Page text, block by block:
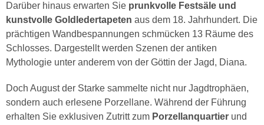
Darüber hinaus erwarten Sie prunkvolle Festsäle und
kunstvolle Goldledertapeten aus dem 18. Jahrhundert. Die
prächtigen Wandbespannungen schmücken 13 Räume des
Schlosses. Dargestellt werden Szenen der antiken
Mythologie unter anderem von der Göttin der Jagd, Diana.
Doch August der Starke sammelte nicht nur Jagdtrophäen,
sondern auch erlesene Porzellane. Während der Führung
erhalten Sie exklusiven Zutritt zum Porzellanquartier und